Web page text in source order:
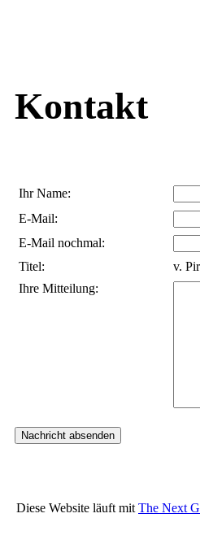
Kontakt
Ihr Name:
E-Mail:
E-Mail nochmal:
Titel:
v.
Ihre Mitteilung:
Diese Website läuft mit The Next